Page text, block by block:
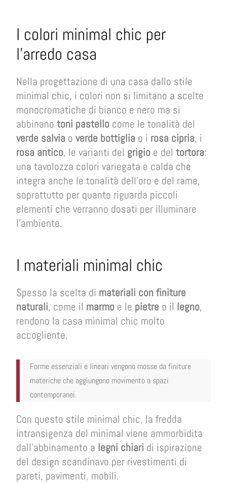
I colori minimal chic per
l’arredo casa
Nella progettazione di una casa dallo stile
minimal chic, i colori non si limitano a scelte
monocromatiche di bianco e nero ma si
abbinanotoni pastello come le tonalità del
verde salvia overde bottiglia o i rosa cipria, i
rosa antico, le varianti del grigio e deltortora:
una tavolozza colori variegata e calda che
integra anche le tonalità dell’oro e del rame,
soprattutto per quanto riguarda piccoli
elementi che verranno dosati per illuminare
l’ambiente.
I materiali minimal chic
Spesso la scelta di materiali con finiture
naturali, come il marmo e le pietre o il legno,
rendono la casa minimal chic molto
accogliente.
Forme essenziali e lineari vengono mosse da finiture
materiche che aggiungono movimento a spazi
contemporanei.
Con questo stile minimal chic, la fredda
intransigenza del minimal viene ammorbidita
dall’abbinamento a legni chiari di ispirazione
del design scandinavo per rivestimenti di
pareti, pavimenti, mobili.